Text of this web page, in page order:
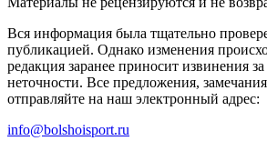
Вся информация была тщательно
публикацией. Однако изменения
редакция заранее приносит извинения
неточности. Все предложения,
отправляйте на наш электронный адрес:
info@bolshoisport.ru